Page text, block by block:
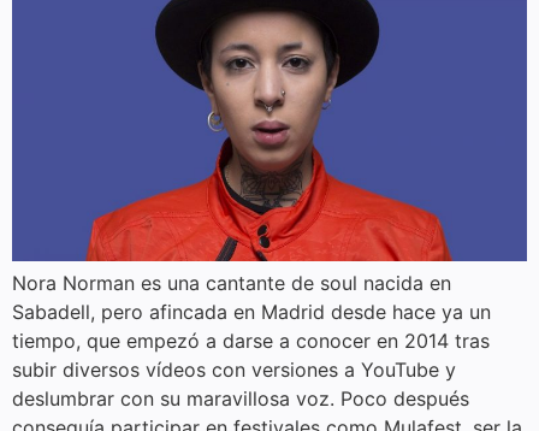
Nora Norman es una cantante de soul nacida en
Sabadell, pero afincada en Madrid desde hace ya un
tiempo, que empezó a darse a conocer en 2014 tras
subir diversos vídeos con versiones a YouTube y
deslumbrar con su maravillosa voz. Poco después